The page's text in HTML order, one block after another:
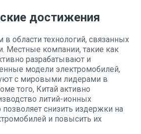
достижения
в области технологий, связанных
Местные компании, такие как
разрабатывают и
модели электромобилей,
с мировыми лидерами в
того, Китай активно
литий-ионных
позволяет снизить издержки на
и повысить их